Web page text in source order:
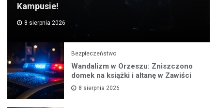
Kampusie!
8 sierpnia 2026
Bezpieczeństwo
Wandalizm w Orzeszu: Zniszczono
domek na książki i altanę w Zawiści
8 sierpnia 2026